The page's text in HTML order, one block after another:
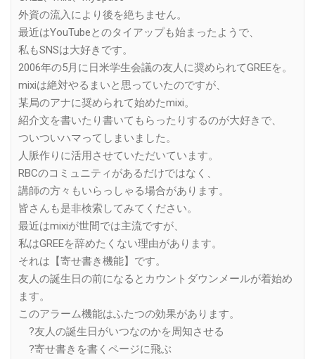
外資の流入により後を絶ちません。
最近はYouTubeとのタイアップも始まったようで、
私もSNSは大好きです。
2006年の5月に日米学生会議の友人に奨められてGREEを。
mixiは絶対やるまいと思っていたのですが、
某局のアナに奨められて始めたmixi。
紹介文を書いたり書いてもらったりするのが大好きで、
ついついハマってしまいました。
人脈作りに活用させていただいています。
RBCのコミュニティがあるだけではなく、
講師の方々もいらっしゃる場合があります。
皆さんも是非検索してみてください。
最近はmixiが世間では主流ですが、
私はGREEを辞めたくない理由があります。
それは【寄せ書き機能】です。
友人の誕生日の前になるとカウントダウンメールが着始め
ます。
このアラーム機能はふたつの効果があります。
?友人の誕生日がいつなのかを周知させる
?寄せ書きを書くページに飛ぶ